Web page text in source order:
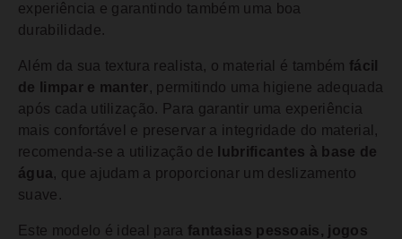
experiência e garantindo também uma boa
durabilidade.
Além da sua textura realista, o material é também fácil
de limpar e manter, permitindo uma higiene adequada
após cada utilização. Para garantir uma experiência
mais confortável e preservar a integridade do material,
recomenda-se a utilização de
lubrificantes à base de
água, que ajudam a proporcionar um deslizamento
suave.
Este modelo é ideal para fantasias pessoais, jogos